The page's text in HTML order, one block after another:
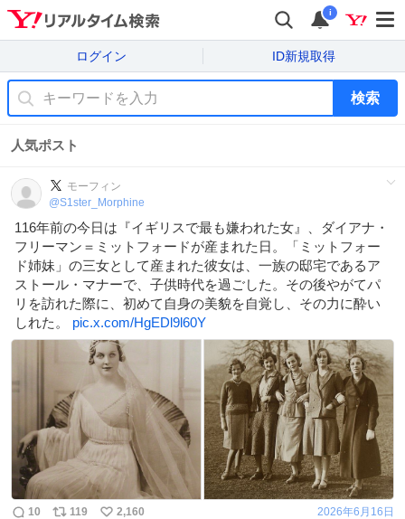
i
ログイン ID新規取得
検索
人気ポスト
モーフィン
@S1ster_Morphine
116年前の今日は『イギリスで最も嫌われた女』、ダイアナ・
フリーマン＝ミットフォードが産まれた日。「ミットフォー
ド姉妹」の三女として産まれた彼女は、一族の邸宅であるア
ストール・マナーで、子供時代を過ごした。その後やがてパ
リを訪れた際に、初めて自身の美貌を自覚し、その力に酔い
しれた。 pic.x.com/HgEDl9l60Y
10 119 2,160 2026年6月16日